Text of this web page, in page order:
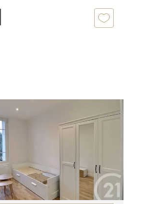
Studio à louer
comprises